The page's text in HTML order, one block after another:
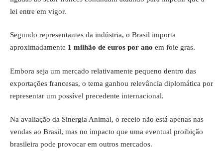
lei entre em vigor.
Segundo representantes da indústria, o Brasil importa
aproximadamente 1 milhão de euros por ano em foie gras.
Embora seja um mercado relativamente pequeno dentro das
exportações francesas, o tema ganhou relevância diplomática por
representar um possível precedente internacional.
Na avaliação da Sinergia Animal, o receio não está apenas nas
vendas ao Brasil, mas no impacto que uma eventual proibição
brasileira pode provocar em outros mercados.